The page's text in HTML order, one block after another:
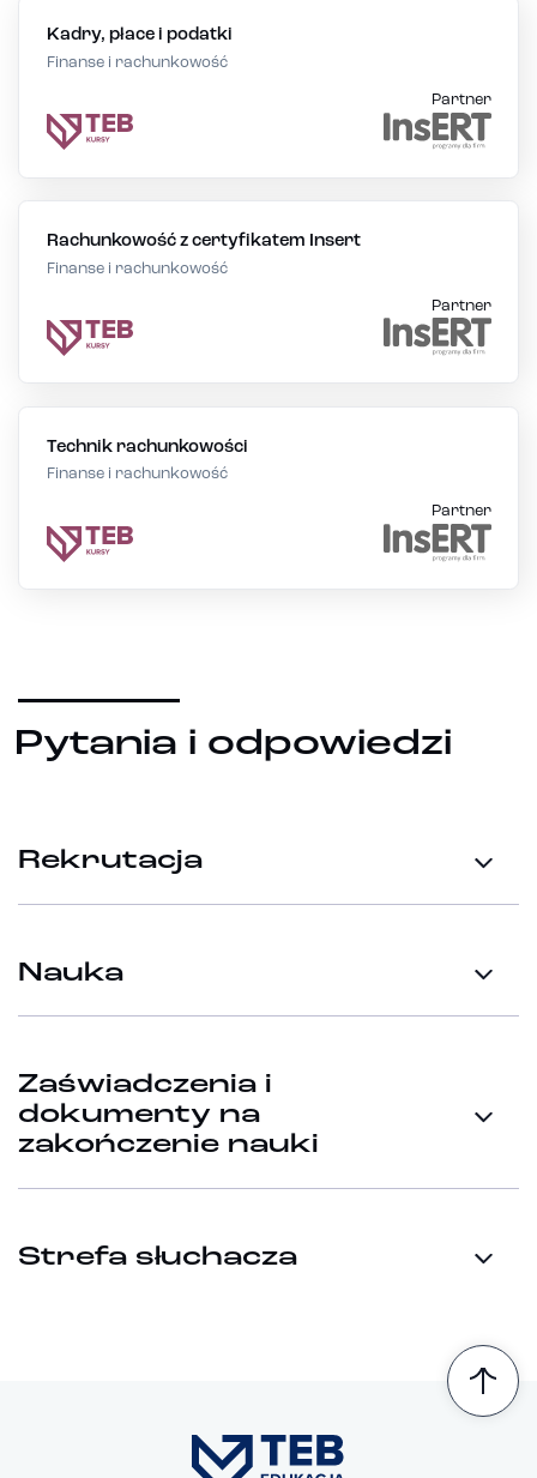
Kadry, płace i podatki
Finanse i rachunkowość
Partner
Rachunkowość z certyfikatem Insert
Finanse i rachunkowość
Partner
Technik rachunkowości
Finanse i rachunkowość
Partner
Pytania i odpowiedzi
Rekrutacja
Nauka
Zaświadczenia i
dokumenty na
zakończenie nauki
Strefa słuchacza